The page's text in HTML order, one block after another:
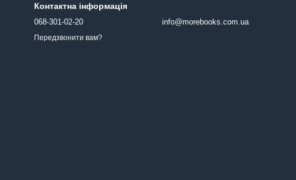
Контактна інформація
068-301-02-20
Передзвонити вам?
info@morebooks.com.ua